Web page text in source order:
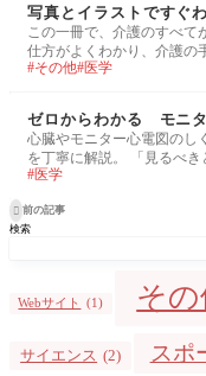
写真とイラストですぐ
この一冊で、介護のすべて
仕方がよくわかり、介護の
その他 医学
ゼロからわかる モニ
心臓やモニター心電図のし
を丁寧に解説。 「見るべ
医学
 前の記事
検索
Webサイト (1) そ
サイエンス (2) スポ